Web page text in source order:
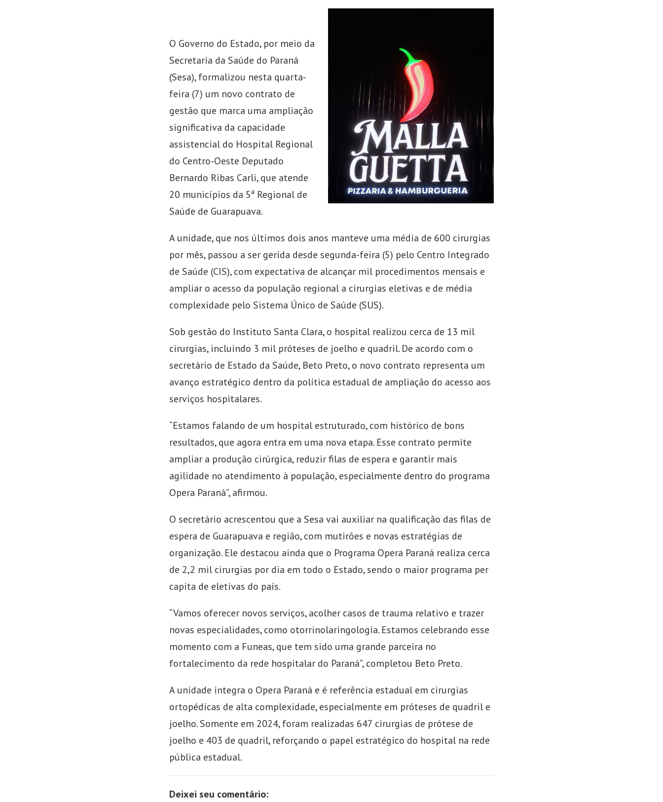
O Governo do Estado, por meio da
Secretaria da Saúde do Paraná
(Sesa), formalizou nesta quarta-
feira (7) um novo contrato de
gestão que marca uma ampliação
significativa da capacidade
assistencial do Hospital Regional
do Centro-Oeste Deputado
Bernardo Ribas Carli, que atende
20 municípios da 5ª Regional de
Saúde de Guarapuava.
A unidade, que nos últimos dois anos manteve uma média de 600 cirurgias
por mês, passou a ser gerida desde segunda-feira (5) pelo Centro Integrado
de Saúde (CIS), com expectativa de alcançar mil procedimentos mensais e
ampliar o acesso da população regional a cirurgias eletivas e de média
complexidade pelo Sistema Único de Saúde (SUS).
Sob gestão do Instituto Santa Clara, o hospital realizou cerca de 13 mil
cirurgias, incluindo 3 mil próteses de joelho e quadril. De acordo com o
secretário de Estado da Saúde, Beto Preto, o novo contrato representa um
avanço estratégico dentro da política estadual de ampliação do acesso aos
serviços hospitalares.
“Estamos falando de um hospital estruturado, com histórico de bons
resultados, que agora entra em uma nova etapa. Esse contrato permite
ampliar a produção cirúrgica, reduzir filas de espera e garantir mais
agilidade no atendimento à população, especialmente dentro do programa
Opera Paraná”, afirmou.
O secretário acrescentou que a Sesa vai auxiliar na qualificação das filas de
espera de Guarapuava e região, com mutirões e novas estratégias de
organização. Ele destacou ainda que o Programa Opera Paraná realiza cerca
de 2,2 mil cirurgias por dia em todo o Estado, sendo o maior programa per
capita de eletivas do país.
“Vamos oferecer novos serviços, acolher casos de trauma relativo e trazer
novas especialidades, como otorrinolaringologia. Estamos celebrando esse
momento com a Funeas, que tem sido uma grande parceira no
fortalecimento da rede hospitalar do Paraná”, completou Beto Preto.
A unidade integra o Opera Paraná e é referência estadual em cirurgias
ortopédicas de alta complexidade, especialmente em próteses de quadril e
joelho. Somente em 2024, foram realizadas 647 cirurgias de prótese de
joelho e 403 de quadril, reforçando o papel estratégico do hospital na rede
pública estadual.
Deixei seu comentário: